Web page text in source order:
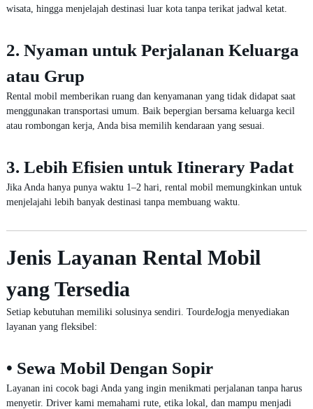
wisata, hingga menjelajah destinasi luar kota tanpa terikat jadwal ketat.
2. Nyaman untuk Perjalanan Keluarga
atau Grup
Rental mobil memberikan ruang dan kenyamanan yang tidak didapat saat
menggunakan transportasi umum. Baik bepergian bersama keluarga kecil
atau rombongan kerja, Anda bisa memilih kendaraan yang sesuai.
3. Lebih Efisien untuk Itinerary Padat
Jika Anda hanya punya waktu 1–2 hari, rental mobil memungkinkan untuk
menjelajahi lebih banyak destinasi tanpa membuang waktu.
Jenis Layanan Rental Mobil
yang Tersedia
Setiap kebutuhan memiliki solusinya sendiri. TourdeJogja menyediakan
layanan yang fleksibel:
• Sewa Mobil Dengan Sopir
Layanan ini cocok bagi Anda yang ingin menikmati perjalanan tanpa harus
menyetir. Driver kami memahami rute, etika lokal, dan mampu menjadi